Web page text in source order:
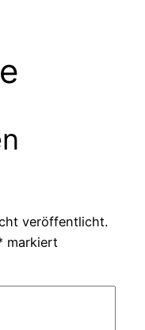
veröffentlicht.
markiert